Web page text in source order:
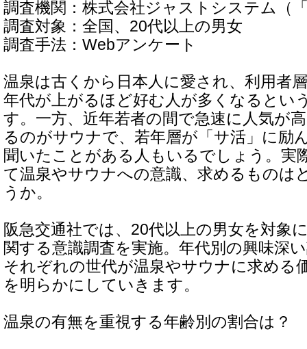
調査機関：株式会社ジャストシステム（
調査対象：全国、20代以上の男女
調査手法：Webアンケート
温泉は古くから日本人に愛され、利用者
年代が上がるほど好む人が多くなるとい
す。一方、近年若者の間で急速に人気が
るのがサウナで、若年層が「サ活」に励
聞いたことがある人もいるでしょう。実
て温泉やサウナへの意識、求めるものは
うか。
阪急交通社では、20代以上の男女を対象
関する意識調査を実施。年代別の興味深
それぞれの世代が温泉やサウナに求める
を明らかにしていきます。
温泉の有無を重視する年齢別の割合は？